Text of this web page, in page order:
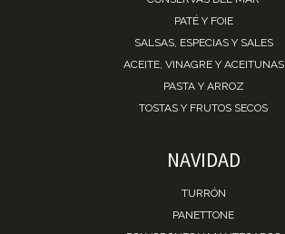
PATÉ Y FOIE
SALSAS, ESPECIAS Y SALES
ACEITE, VINAGRE Y ACEITUNAS
PASTA Y ARROZ
TOSTAS Y FRUTOS SECOS
NAVIDAD
TURRÓN
PANETTONE